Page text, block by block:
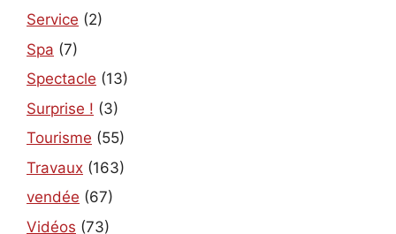
Service (2)
Spa (7)
Spectacle (13)
Surprise ! (3)
Tourisme (55)
Travaux (163)
vendée (67)
Vidéos (73)